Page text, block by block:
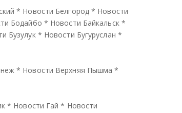
* Новости Белгород* Новости
Бодайбо * Новости Байкальск*
Бузулук* Новости Бугуруслан *
* Новости Верхняя Пышма *
* Новости Гай * Новости